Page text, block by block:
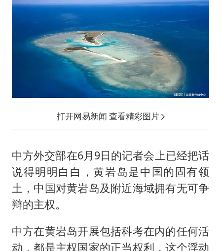
打开网易新闻 查看精彩图片
中方外交部在6月9日的记者会上已经把话
说得明明白白，黄岩岛是中国的固有领
土，中国对黄岩岛及附近海域拥有无可争
辩的主权。
中方在黄岩岛开展包括科考在内的任何活
动，都是主权国家的正当权利，这个浮动